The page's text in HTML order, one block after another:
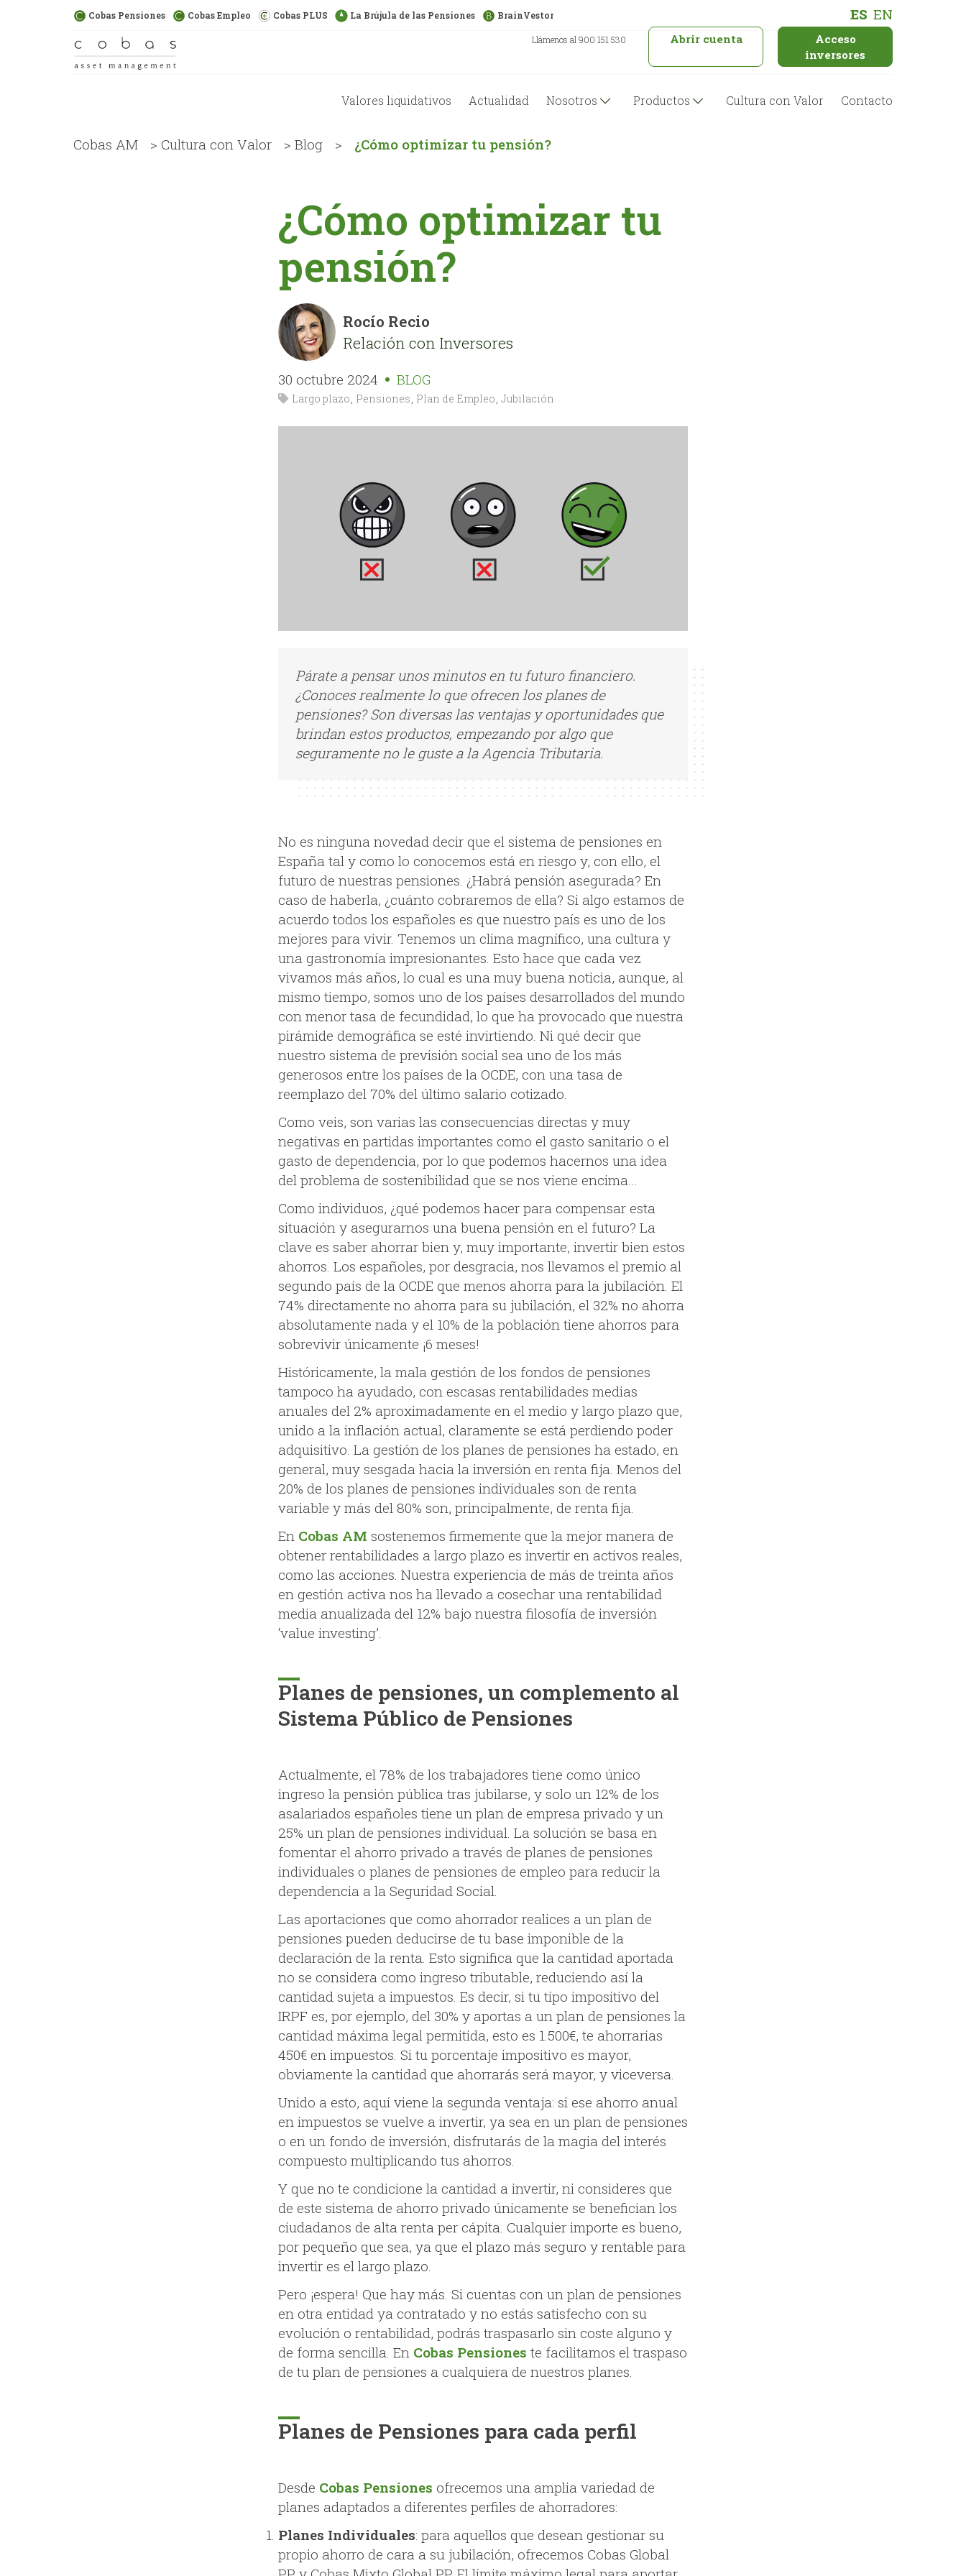
Cobas Pensiones Cobas Empleo Cobas PLUS La Brújula de las Pensiones BrainVestor ES EN
Llámenos al 900 151 530 Abrir cuenta
Acceso
inversores
Valores liquidativos Actualidad Nosotros Productos Cultura con Valor Contacto
Cobas AM > Cultura con Valor > Blog > ¿Cómo optimizar tu pensión?
¿Cómo optimizar tu
pensión?
Rocío Recio
Relación con Inversores
30 octubre 2024 BLOG
Largo plazo, Pensiones, Plan de Empleo, Jubilación
Párate a pensar unos minutos en tu futuro financiero.
¿Conoces realmente lo que ofrecen los planes de
pensiones? Son diversas las ventajas y oportunidades que
brindan estos productos, empezando por algo que
seguramente no le guste a la Agencia Tributaria.
No es ninguna novedad decir que el sistema de pensiones en
España tal y como lo conocemos está en riesgo y, con ello, el
futuro de nuestras pensiones. ¿Habrá pensión asegurada? En
caso de haberla, ¿cuánto cobraremos de ella? Si algo estamos de
acuerdo todos los españoles es que nuestro país es uno de los
mejores para vivir. Tenemos un clima magnífico, una cultura y
una gastronomía impresionantes. Esto hace que cada vez
vivamos más años, lo cual es una muy buena noticia, aunque, al
mismo tiempo, somos uno de los países desarrollados del mundo
con menor tasa de fecundidad, lo que ha provocado que nuestra
pirámide demográfica se esté invirtiendo. Ni qué decir que
nuestro sistema de previsión social sea uno de los más
generosos entre los países de la OCDE, con una tasa de
reemplazo del 70% del último salario cotizado.
Como veis, son varias las consecuencias directas y muy
negativas en partidas importantes como el gasto sanitario o el
gasto de dependencia, por lo que podemos hacernos una idea
del problema de sostenibilidad que se nos viene encima…
Como individuos, ¿qué podemos hacer para compensar esta
situación y asegurarnos una buena pensión en el futuro? La
clave es saber ahorrar bien y, muy importante, invertir bien estos
ahorros. Los españoles, por desgracia, nos llevamos el premio al
segundo país de la OCDE que menos ahorra para la jubilación. El
74% directamente no ahorra para su jubilación, el 32% no ahorra
absolutamente nada y el 10% de la población tiene ahorros para
sobrevivir únicamente ¡6 meses!
Históricamente, la mala gestión de los fondos de pensiones
tampoco ha ayudado, con escasas rentabilidades medias
anuales del 2% aproximadamente en el medio y largo plazo que,
unido a la inflación actual, claramente se está perdiendo poder
adquisitivo. La gestión de los planes de pensiones ha estado, en
general, muy sesgada hacia la inversión en renta fija. Menos del
20% de los planes de pensiones individuales son de renta
variable y más del 80% son, principalmente, de renta fija.
En Cobas AM sostenemos firmemente que la mejor manera de
obtener rentabilidades a largo plazo es invertir en activos reales,
como las acciones. Nuestra experiencia de más de treinta años
en gestión activa nos ha llevado a cosechar una rentabilidad
media anualizada del 12% bajo nuestra filosofía de inversión
‘value investing’.
Planes de pensiones, un complemento al
Sistema Público de Pensiones
Actualmente, el 78% de los trabajadores tiene como único
ingreso la pensión pública tras jubilarse, y solo un 12% de los
asalariados españoles tiene un plan de empresa privado y un
25% un plan de pensiones individual. La solución se basa en
fomentar el ahorro privado a través de planes de pensiones
individuales o planes de pensiones de empleo para reducir la
dependencia a la Seguridad Social.
Las aportaciones que como ahorrador realices a un plan de
pensiones pueden deducirse de tu base imponible de la
declaración de la renta. Esto significa que la cantidad aportada
no se considera como ingreso tributable, reduciendo así la
cantidad sujeta a impuestos. Es decir, si tu tipo impositivo del
IRPF es, por ejemplo, del 30% y aportas a un plan de pensiones la
cantidad máxima legal permitida, esto es 1.500€, te ahorrarías
450€ en impuestos. Si tu porcentaje impositivo es mayor,
obviamente la cantidad que ahorrarás será mayor, y viceversa.
Unido a esto, aquí viene la segunda ventaja: si ese ahorro anual
en impuestos se vuelve a invertir, ya sea en un plan de pensiones
o en un fondo de inversión, disfrutarás de la magia del interés
compuesto multiplicando tus ahorros.
Y que no te condicione la cantidad a invertir, ni consideres que
de este sistema de ahorro privado únicamente se benefician los
ciudadanos de alta renta per cápita. Cualquier importe es bueno,
por pequeño que sea, ya que el plazo más seguro y rentable para
invertir es el largo plazo.
Pero ¡espera! Que hay más. Si cuentas con un plan de pensiones
en otra entidad ya contratado y no estás satisfecho con su
evolución o rentabilidad, podrás traspasarlo sin coste alguno y
de forma sencilla. En Cobas Pensiones te facilitamos el traspaso
de tu plan de pensiones a cualquiera de nuestros planes.
Planes de Pensiones para cada perfil
Desde Cobas Pensiones ofrecemos una amplia variedad de
planes adaptados a diferentes perfiles de ahorradores:
Planes Individuales: para aquellos que desean gestionar su
propio ahorro de cara a su jubilación, ofrecemos Cobas Global